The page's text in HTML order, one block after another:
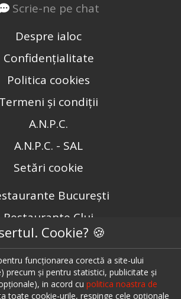
Scrie-ne pe chat
Despre ialoc
Confidențialitate
Politica cookies
Termeni și condiții
A.N.P.C.
A.N.P.C. - SAL
Setări cookie
București
Restaurante Cluj
Timișoara
Brașov
Restaurante Iași
Cookie? 🍪
funcționarea corectă a site-ului
precum și pentru statistici, publicitate și
in acord cu politica noastra de
toate cookie-urile, respinge cele opționale